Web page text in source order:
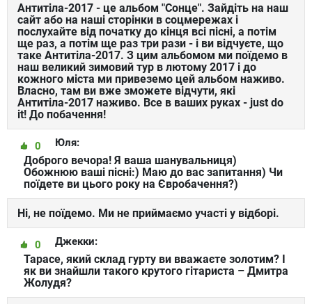
Антитіла-2017 - це альбом "Сонце". Зайдіть на наш
сайт або на наші сторінки в соцмережах і
послухайте від початку до кінця всі пісні, а потім
ще раз, а потім ще раз три рази - і ви відчуєте, що
таке Антитіла-2017. З цим альбомом ми поїдемо в
наш великий зимовий тур в лютому 2017 і до
кожного міста ми привеземо цей альбом наживо.
Власно, там ви вже зможете відчути, які
Антитіла-2017 наживо. Все в ваших руках - just do
it! До побачення!
Юля:
0
Доброго вечора! Я ваша шанувальниця)
Обожнюю ваші пісні:) Маю до вас запитання) Чи
поїдете ви цього року на Євробачення?)
Ні, не поїдемо. Ми не приймаємо участі у відборі.
Джекки:
0
Тарасе, який склад гурту ви вважаєте золотим? І
як ви знайшли такого крутого гітариста – Дмитра
Жолудя?